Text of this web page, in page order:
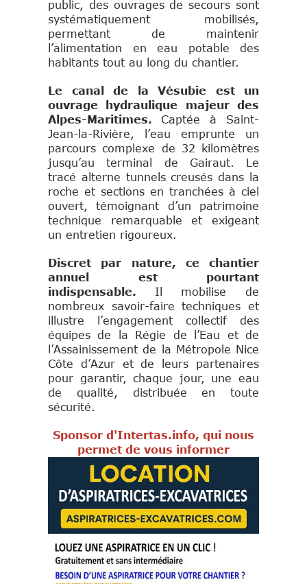
public, des ouvrages de secours sont
systématiquement mobilisés,
permettant de maintenir
l’alimentation en eau potable des
habitants tout au long du chantier.
Le canal de la Vésubie est un
ouvrage hydraulique majeur des
Alpes-Maritimes. Captée à Saint-
Jean-la-Rivière, l’eau emprunte un
parcours complexe de 32 kilomètres
jusqu’au terminal de Gairaut. Le
tracé alterne tunnels creusés dans la
roche et sections en tranchées à ciel
ouvert, témoignant d’un patrimoine
technique remarquable et exigeant
un entretien rigoureux.
Discret par nature, ce chantier
annuel est pourtant
indispensable. Il mobilise de
nombreux savoir-faire techniques et
illustre l’engagement collectif des
équipes de la Régie de l’Eau et de
l’Assainissement de la Métropole Nice
Côte d’Azur et de leurs partenaires
pour garantir, chaque jour, une eau
de qualité, distribuée en toute
sécurité.
Sponsor d'Intertas.info, qui nous
permet de vous informer